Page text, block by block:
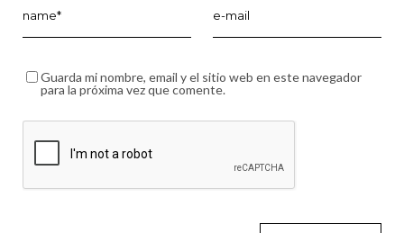
Guarda mi nombre, email y el sitio web en este navegador
para la próxima vez que comente.